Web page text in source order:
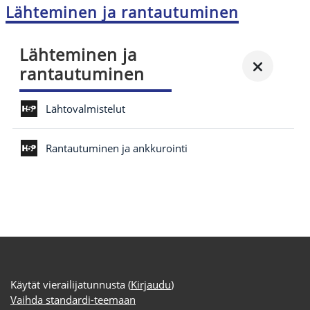
Lähteminen ja rantautuminen
Lähteminen ja
rantautuminen
Lähtovalmistelut
Rantautuminen ja ankkurointi
Käytät vierailijatunnusta (Kirjaudu)
Vaihda standardi-teemaan